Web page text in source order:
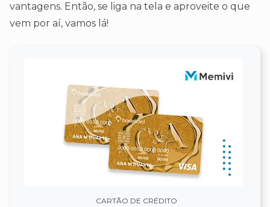
vantagens. Então, se liga na tela e aproveite o que
vem por aí, vamos lá!
CARTÃO DE CRÉDITO